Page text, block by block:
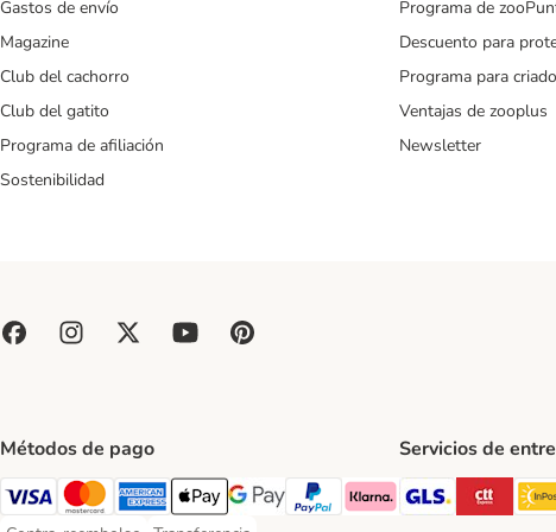
Gastos de envío
Magazine
Club del cachorro
Club del gatito
Programa de afiliación
Sostenibilidad
Programa de
Descuento para
Programa para
Ventajas de zooplus
Newsletter
Métodos de pago
Visa Payment Method
Mastercard Payment Method
American Express Payment Method
Apple Pay Payment Method
Google Pay Payment Method
PayPal Payment Method
Klarna Payment Method
Servicios de
GLS